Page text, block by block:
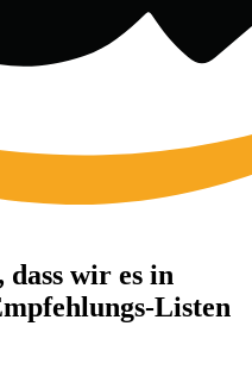
dass wir es in
Listen